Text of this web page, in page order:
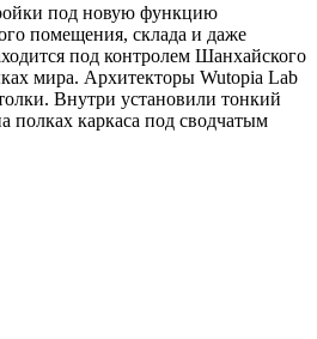
под новую функцию
помещения, склада и даже
под контролем Шанхайского
мира. Архитекторы Wutopia Lab
Внутри установили тонкий
полках каркаса под сводчатым